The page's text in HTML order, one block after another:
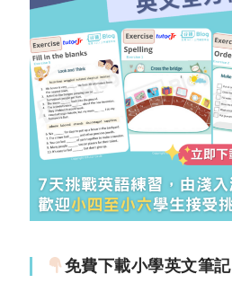
免費下載小學英文筆記